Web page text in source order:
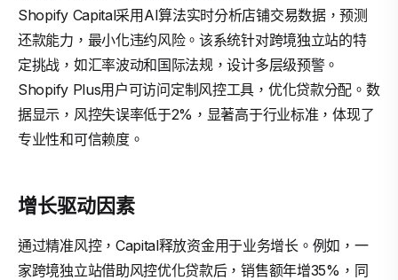
Shopify Capital采用AI算法实时分析店铺交易数据，预测
还款能力，最小化违约风险。该系统针对跨境独立站的特
定挑战，如汇率波动和国际法规，设计多层级预警。
Shopify Plus用户可访问定制风控工具，优化贷款分配。数
据显示，风控失误率低于2%，显著高于行业标准，体现了
专业性和可信赖度。
增长驱动因素
通过精准风控，Capital释放资金用于业务增长。例如，一
家跨境独立站借助风控优化贷款后，销售额年增35%，同